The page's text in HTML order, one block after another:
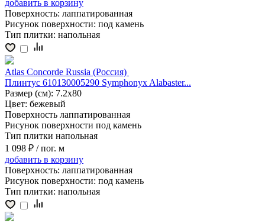
добавить в корзину
Поверхность: лаппатированная
Рисунок поверхности: под камень
Тип плитки: напольная
Atlas Concorde Russia (Россия)
Плинтус 610130005290 Symphonyx Alabaster...
Размер (см): 7.2x80
Цвет: бежевый
Поверхность лаппатированная
Рисунок поверхности под камень
Тип плитки напольная
1 098 ₽ / пог. м
добавить в корзину
Поверхность: лаппатированная
Рисунок поверхности: под камень
Тип плитки: напольная